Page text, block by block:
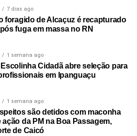
7 dias ago
foragido de Alcaçuz é recapturado
fuga em massa no RN
1 semana ago
Cidadã abre seleção para
em Ipanguaçu
1 semana ago
são detidos com maconha
ação da PM na Boa Passagem,
de Caicó